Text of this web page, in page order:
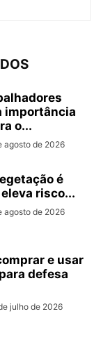
importância
o...
agosto de 2026
é
risco...
agosto de 2026
e usar
defesa
julho de 2026